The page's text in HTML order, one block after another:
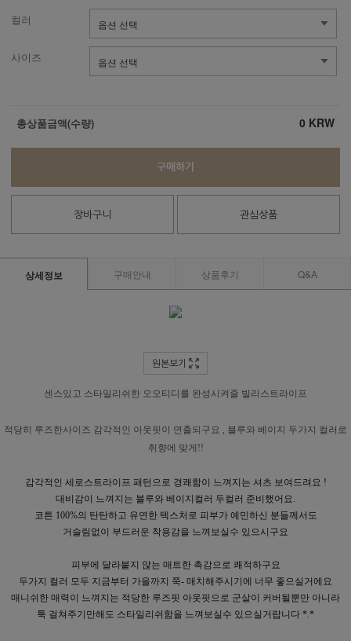
컬러
사이즈
총상품금액(수량) 0 KRW
구매하기
장바구니 관심상품
상세정보 구매안내 상품후기 Q&A
원본보기
센스있고 스타일리쉬한 오오티디를 완성시켜줄 빌리스트라이프
적당히 루즈한사이즈 감각적인 아웃핏이 연출되구요 , 블루와 베이지 두가지 컬러로
취향에 맞게!!
감각적인 세로스트라이프 패턴으로 경쾌함이 느껴지는 셔츠 보여드려요 !
대비감이 느껴지는 블루와 베이지컬러 두컬러 준비했어요.
코튼 100%의 탄탄하고 유연한 텍스처로 피부가 예민하신 분들께서도
거슬림없이 부드러운 착용감을 느껴보실수 있으시구요
피부에 달라붙지 않는 매트한 촉감으로 쾌적하구요
두가지 컬러 모두 지금부터 가을까지 쭉- 매치해주시기에 너무 좋으실거에요
매니쉬한 매력이 느껴지는 적당한 루즈핏 아웃핏으로 군살이 커버될뿐만 아니라
툭 걸쳐주기만해도 스타일리쉬함을 느껴보실수 있으실거랍니다 *.*